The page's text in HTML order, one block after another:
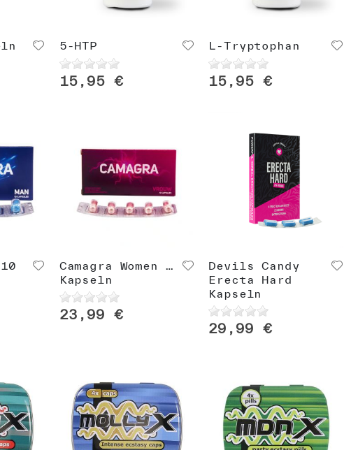
5-HTP
15,95 €
L-Tryptophan
15,95 €
Camagra Women 10
Kapseln
23,99 €
Devils Candy
Erecta Hard
Kapseln
29,99 €